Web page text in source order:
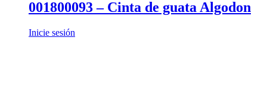
001800093 – Cinta de guata Algodon
Inicie sesión